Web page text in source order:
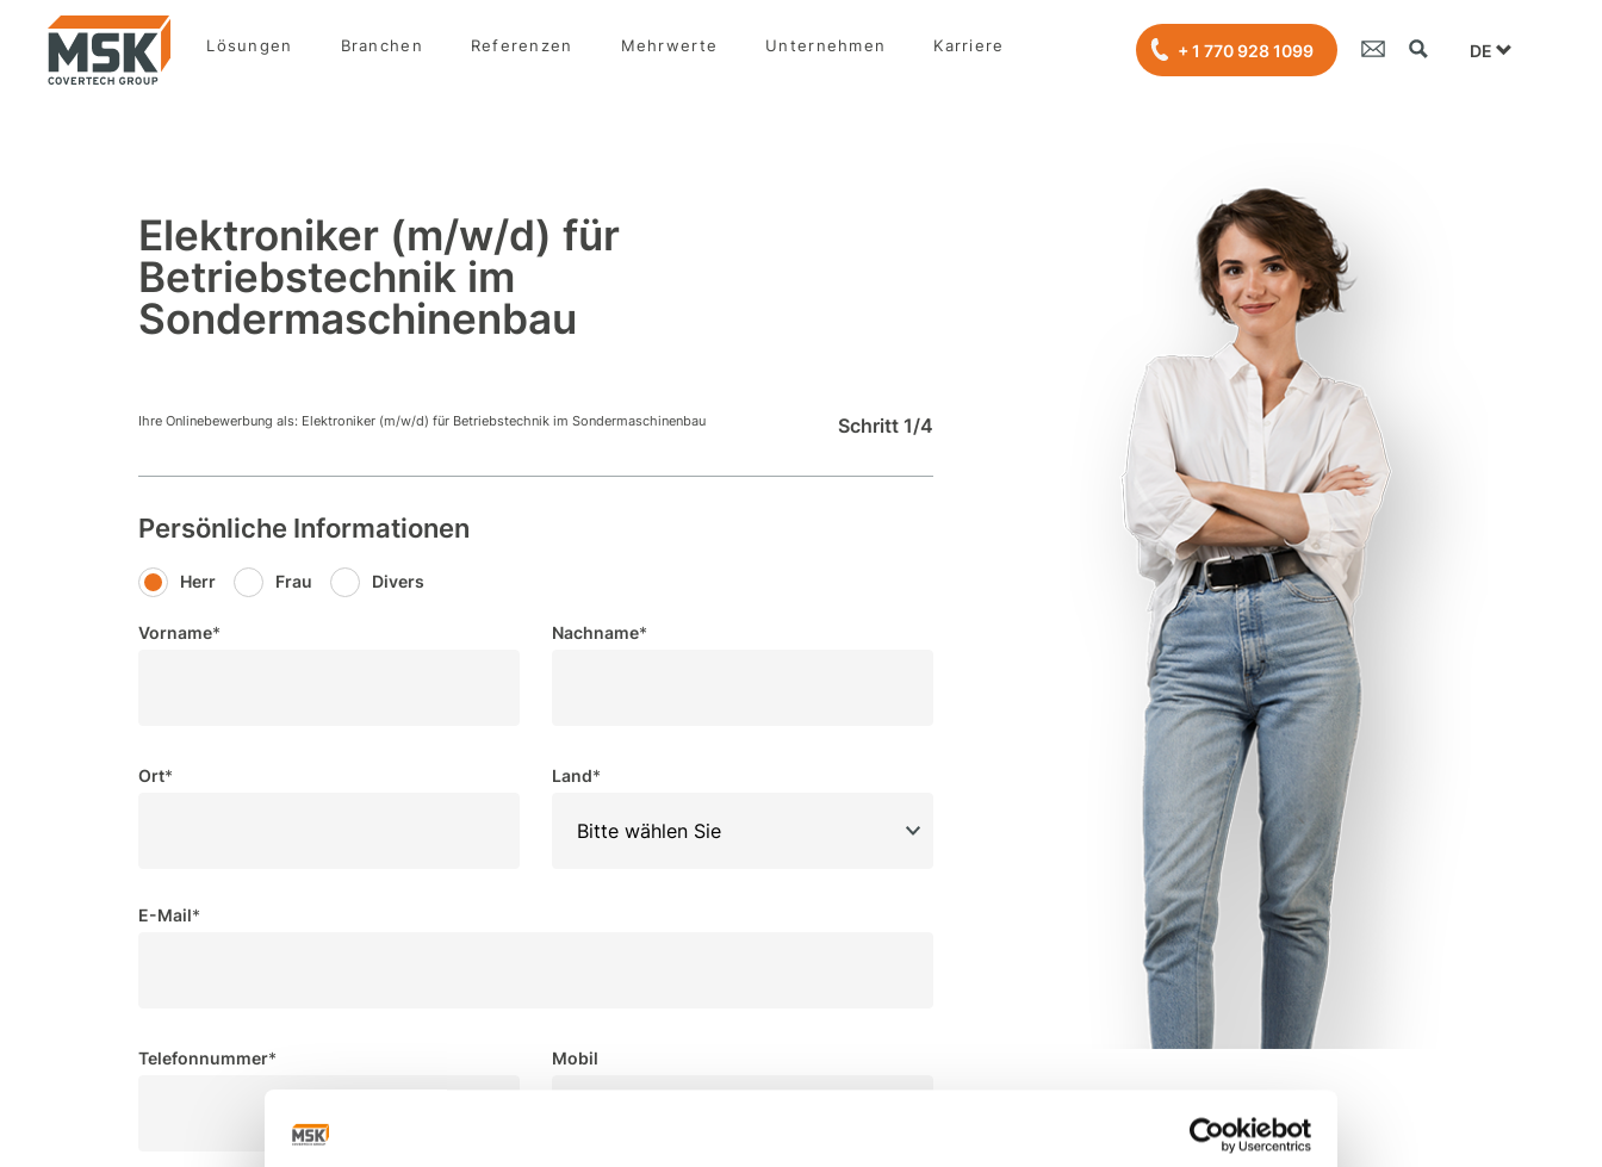
Lösungen Branchen Referenzen Mehrwerte Unternehmen Karriere + 1 770 928 1099 DE
Elektroniker (m/w/d) für
Betriebstechnik im
Sondermaschinenbau
Ihre Onlinebewerbung als: Elektroniker (m/w/d) für Betriebstechnik im Sondermaschinenbau Schritt 1/4
Persönliche Informationen
Herr Frau Divers
Vorname* Nachname*
Ort* Land*
E-Mail*
Telefonnummer* Mobil